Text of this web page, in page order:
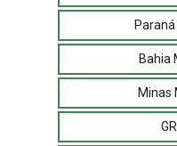
Bahia
Minas